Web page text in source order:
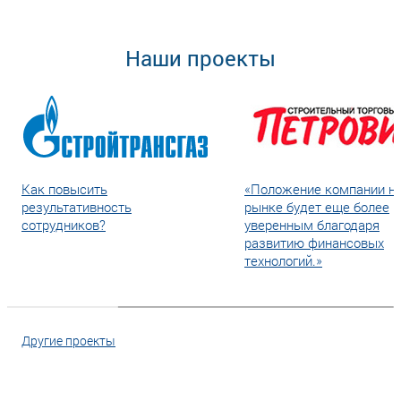
Наши проекты
Как повысить
результативность
сотрудников?
«Положение компании
рынке будет еще более
уверенным благодаря
развитию финансовых
технологий.»
Другие проекты